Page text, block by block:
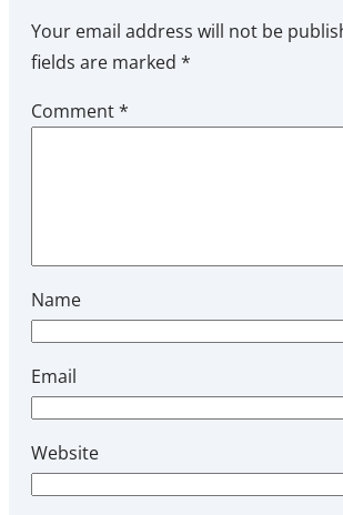
Your email address will not be
fields are marked *
Comment*
Name
Email
Website